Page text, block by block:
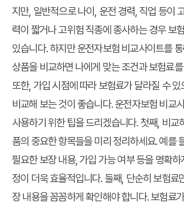
지만, 일반적으로 나이, 운전 경력, 직업 등이
력이 짧거나 고위험 직종에 종사하는 경우 보
있습니다. 하지만 운전자보험 비교사이트를
상품을 비교하면 나에게 맞는 조건과 보험료
또한, 가입 시점에 따라 보험료가 달라질 수 있
비교해 보는 것이 좋습니다. 운전자보험 비교
사용하기 위한 팁을 드리겠습니다. 첫째, 비교
품의 중요한 항목들을 미리 정리하세요. 예를
필요한 보장 내용, 가입 가능 여부 등을 명확
정이 더욱 효율적입니다. 둘째, 단순히 보험료
장 내용을 꼼꼼하게 확인해야 합니다. 보험료